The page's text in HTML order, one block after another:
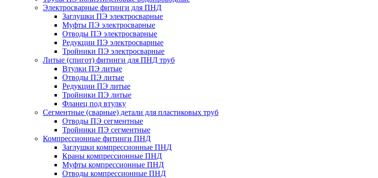
Электросварные фитинги для ПНД
Заглушки ПЭ электросварные
Муфты ПЭ электросварные
Отводы ПЭ электросварные
Редукции ПЭ электросварные
Тройники ПЭ электросварные
Литые (спигот) фитинги для ПНД труб
Втулки ПЭ литые
Отводы ПЭ литые
Редукции ПЭ литые
Тройники ПЭ литые
Фланец под втулку
Сегментные (сварные) детали для пластиковых труб
Отводы ПЭ сегментные
Тройники ПЭ сегментные
Компрессионные фитинги ПНД
Заглушки компрессионные ПНД
Краны компрессионные ПНД
Муфты компрессионные ПНД
Отводы компрессионные ПНД